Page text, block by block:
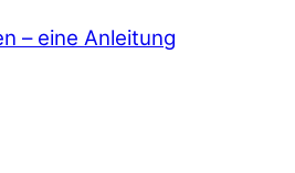
– eine Anleitung